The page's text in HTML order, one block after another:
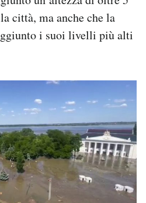
città, ma anche che la
i suoi livelli più alti